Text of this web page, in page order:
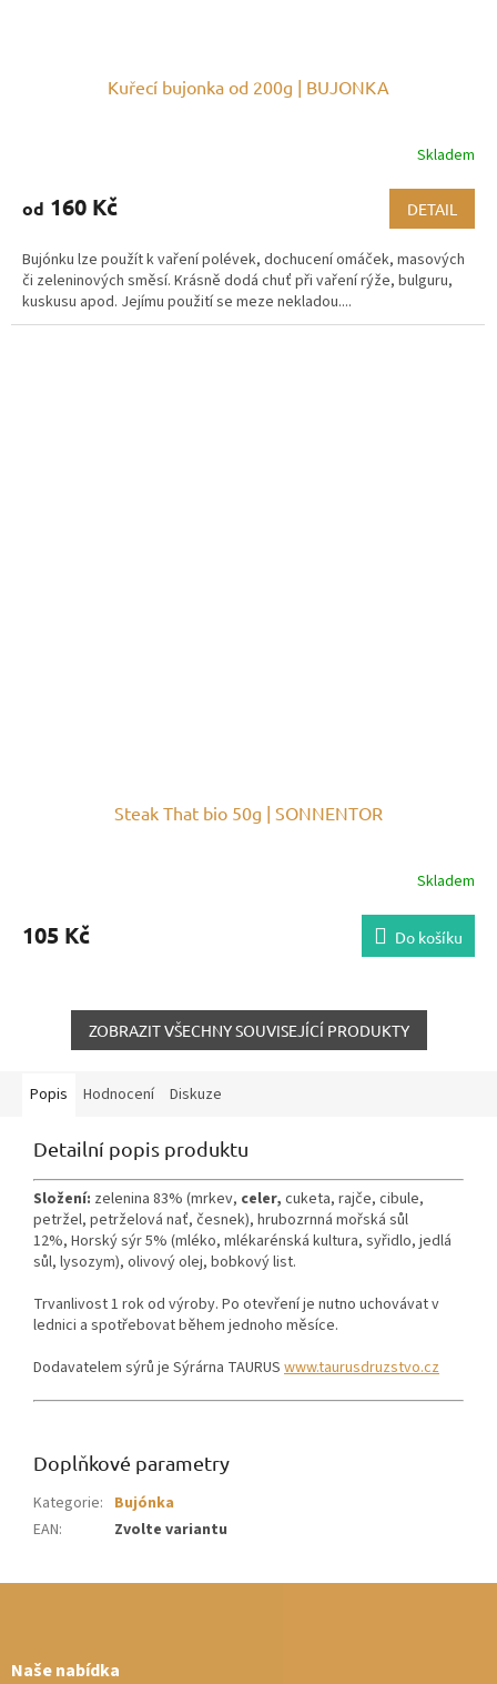
Kuřecí bujonka od 200g | BUJONKA
produktu
je
z
5
hvězdiček.
Skladem
od 160 Kč DETAIL
Bujónku lze použít k vaření polévek, dochucení omáček, masových
či zeleninových směsí. Krásně dodá chuť při vaření rýže, bulguru,
kuskusu apod. Jejímu použití se meze nekladou....
Steak That bio 50g | SONNENTOR
Skladem
105 Kč Do košíku
ZOBRAZIT VŠECHNY SOUVISEJÍCÍ PRODUKTY
Popis Hodnocení Diskuze
Detailní popis produktu
Složení: zelenina 83% (mrkev, celer, cuketa, rajče, cibule,
petržel, petrželová nať, česnek), hrubozrnná mořská sůl
12%, Horský sýr 5% (mléko, mlékarénská kultura, syřidlo, jedlá
sůl, lysozym), olivový olej, bobkový list.
Trvanlivost 1 rok od výroby. Po otevření je nutno uchovávat v
lednici a spotřebovat během jednoho měsíce.
Dodavatelem sýrů je Sýrárna TAURUS www.taurusdruzstvo.cz
Doplňkové parametry
Kategorie: Bujónka
EAN: Zvolte variantu
Naše nabídka